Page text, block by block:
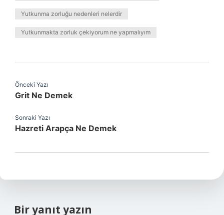
Yutkunma zorluğu nedenleri nelerdir
Yutkunmakta zorluk çekiyorum ne yapmalıyım
Önceki Yazı
Grit Ne Demek
Sonraki Yazı
Hazreti Arapça Ne Demek
Bir yanıt yazın